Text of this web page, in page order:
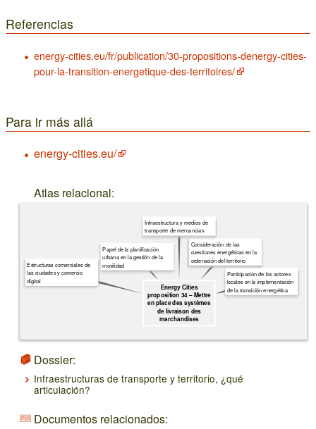
Referencias
energy-cities.eu/fr/publication/30-propositions-denergy-cities-
pour-la-transition-energetique-des-territoires/
Para ir más allá
energy-cities.eu/
Atlas relacional:
Energy Cities
proposition 34 – Mettre
en place des systèmes
de livraison des
marchandises
Participación de los actores
locales en la implementación
de la transición energética
Consideración de las
cuestiones energéticas en la
ordenación del territorio
Infraestructura y medios de
transporte de mercancías
Papel de la planificación
urbana en la gestión de la
movilidad
Estructuras comerciales de
las ciudades y comercio
digital
Dossier:
Infraestructuras de transporte y territorio, ¿qué
articulación?
Documentos relacionados: